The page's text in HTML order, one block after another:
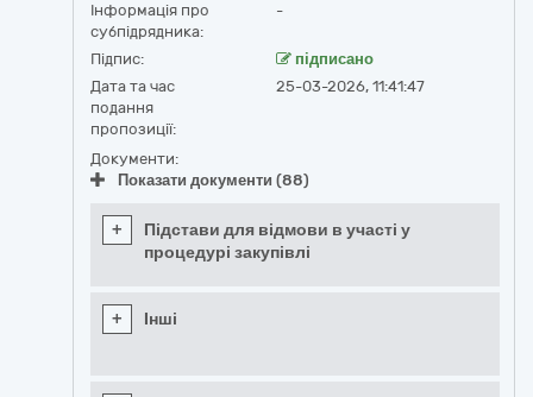
Інформація про
субпідрядника:
-
Підпис:
підписано
Дата та час
подання
пропозиції:
25-03-2026, 11:41:47
Документи:
Показати документи (88)
+
Підстави для відмови в участі у
процедурі закупівлі
+ Інші